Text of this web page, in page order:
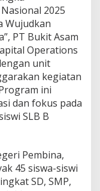
2025
Wujudkan
PT Bukit Asam
Operations
unit
kegiatan
ini
dan fokus pada
SLB B
Pembina,
45 siswa-siswi
SD, SMP,